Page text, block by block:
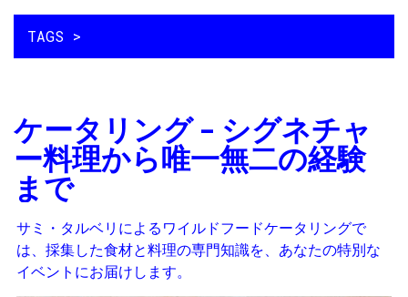
MAIN NAVIGATION
TAGS >
ケータリング – シグネチャ
ー料理から唯一無二の経験
まで
サミ・タルベリによるワイルドフードケータリングで
は、採集した食材と料理の専門知識を、あなたの特別な
イベントにお届けします。